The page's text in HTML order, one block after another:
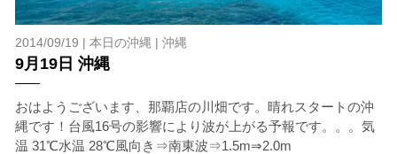
2014/09/19 | 本日の沖縄 | 沖縄
9月19日 沖縄
おはようございます、那覇店の川畑です。晴れスタートの沖
縄です！台風16号の影響により波が上がる予報です。。。気
温 31℃水温 28℃風向き⇒南東波⇒1.5m⇒2.0m